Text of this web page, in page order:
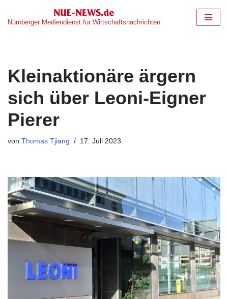
Zum
Nürnberger Mediendienst für Wirtschaftsnachrichten
Kleinaktionäre ärgern
sich über Leoni-Eigner
Pierer
von Thomas Tjiang 17. Juli 2023